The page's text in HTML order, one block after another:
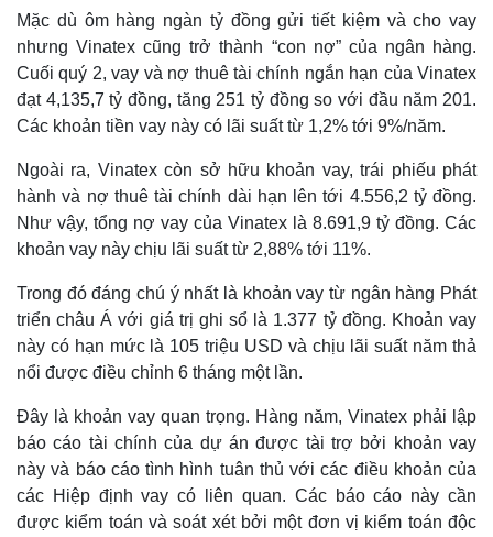
Mặc dù ôm hàng ngàn tỷ đồng gửi tiết kiệm và cho vay
nhưng Vinatex cũng trở thành “con nợ” của ngân hàng.
Cuối quý 2, vay và nợ thuê tài chính ngắn hạn của Vinatex
đạt 4,135,7 tỷ đồng, tăng 251 tỷ đồng so với đầu năm 201.
Các khoản tiền vay này có lãi suất từ 1,2% tới 9%/năm.
Ngoài ra, Vinatex còn sở hữu khoản vay, trái phiếu phát
hành và nợ thuê tài chính dài hạn lên tới 4.556,2 tỷ đồng.
Như vậy, tổng nợ vay của Vinatex là 8.691,9 tỷ đồng. Các
khoản vay này chịu lãi suất từ 2,88% tới 11%.
Trong đó đáng chú ý nhất là khoản vay từ ngân hàng Phát
triển châu Á với giá trị ghi sổ là 1.377 tỷ đồng. Khoản vay
này có hạn mức là 105 triệu USD và chịu lãi suất năm thả
nổi được điều chỉnh 6 tháng một lần.
Đây là khoản vay quan trọng. Hàng năm, Vinatex phải lập
báo cáo tài chính của dự án được tài trợ bởi khoản vay
này và báo cáo tình hình tuân thủ với các điều khoản của
các Hiệp định vay có liên quan. Các báo cáo này cần
được kiểm toán và soát xét bởi một đơn vị kiểm toán độc